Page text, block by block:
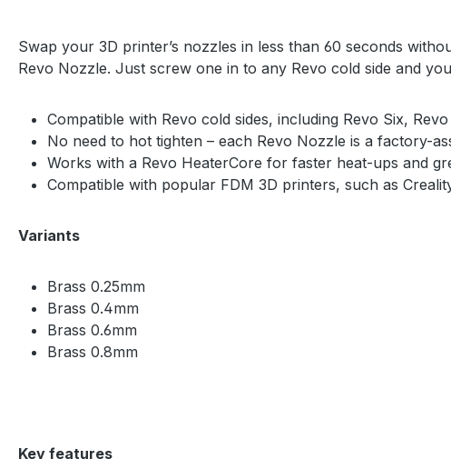
Swap your 3D printer’s nozzles in less than 60 seconds
Revo Nozzle. Just screw one in to any Revo cold side and
Compatible with Revo cold sides, including Revo Six,
No need to hot tighten – each Revo Nozzle is a factory-
Works with a Revo HeaterCore for faster heat-ups and
Compatible with popular FDM 3D printers, such as
Variants
Brass 0.25mm
Brass 0.4mm
Brass 0.6mm
Brass 0.8mm
Key features